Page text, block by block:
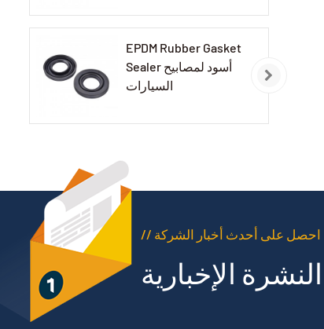
EPDM Rubber Gasket
Sealer أسود لمصابيح
السيارات
// احصل على أحدث أخبار الشركة
الإخبارية